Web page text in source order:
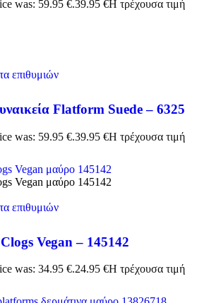
was: 59.95 €.39.95 €Η τρέχουσα τιμή
επιθυμιών
Flatform Suede – 6325
was: 59.95 €.39.95 €Η τρέχουσα τιμή
επιθυμιών
Vegan – 145142
was: 34.95 €.24.95 €Η τρέχουσα τιμή